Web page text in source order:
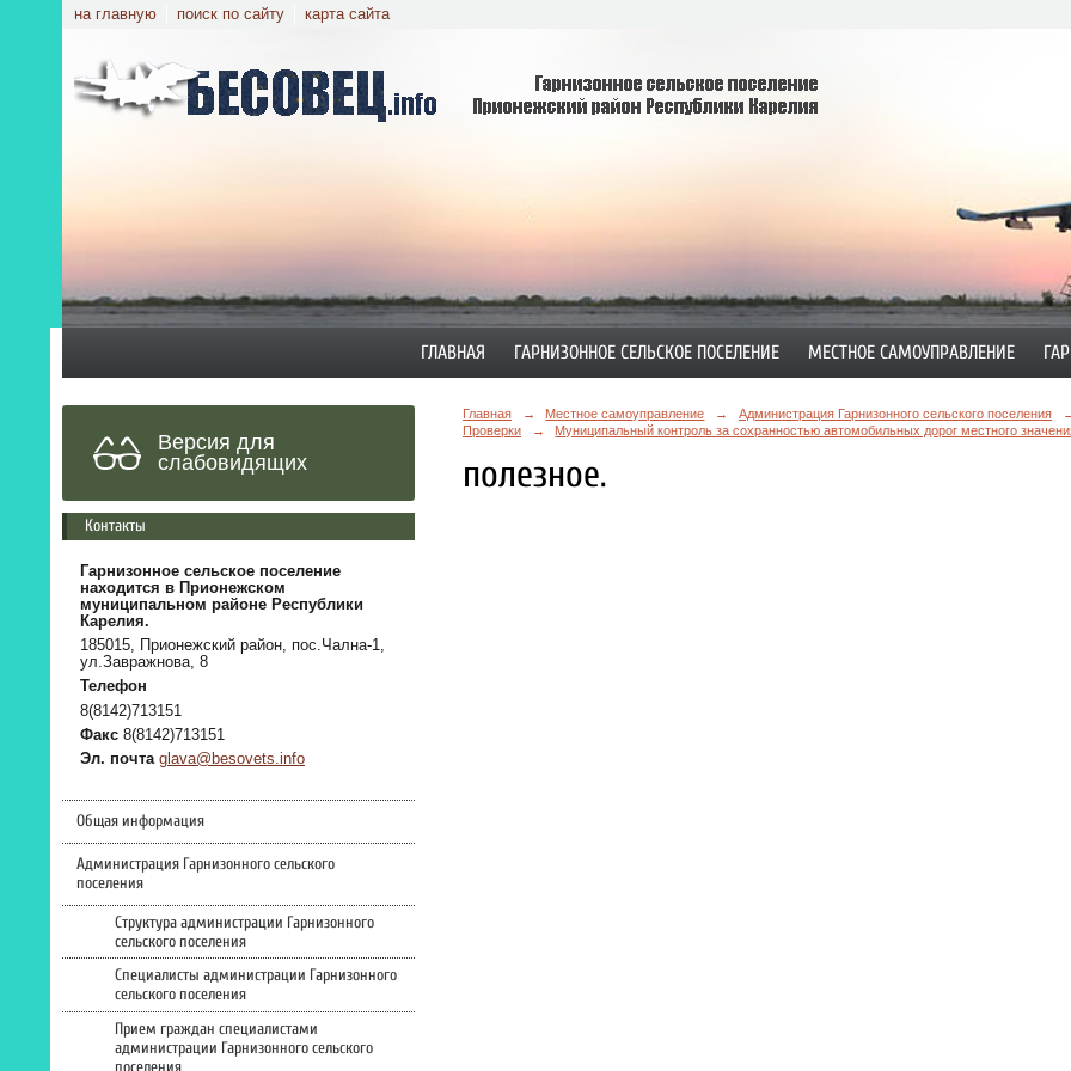
на главную поиск по сайту карта сайта
ГЛАВНАЯ ГАРНИЗОННОЕ СЕЛЬСКОЕ ПОСЕЛЕНИЕ МЕСТНОЕ САМОУПРАВЛЕНИЕ
Версия для
слабовидящих
Контакты
Гарнизонное сельское поселение
находится в Прионежском
муниципальном районе Республики
Карелия.
185015, Прионежский район, пос.Чална-1,
ул.Завражнова, 8
Телефон
8(8142)713151
Факс 8(8142)713151
Эл. почта glava@besovets.info
Общая информация
Администрация Гарнизонного сельского
поселения
Структура администрации Гарнизонного
сельского поселения
Специалисты администрации Гарнизонного
сельского поселения
Прием граждан специалистами
администрации Гарнизонного сельского
Главная → Местное самоуправление → Администрация Гарнизонного сельского поселения
Проверки
→ Муниципальный контроль за сохранностью автомобильных дорог местного
полезное.